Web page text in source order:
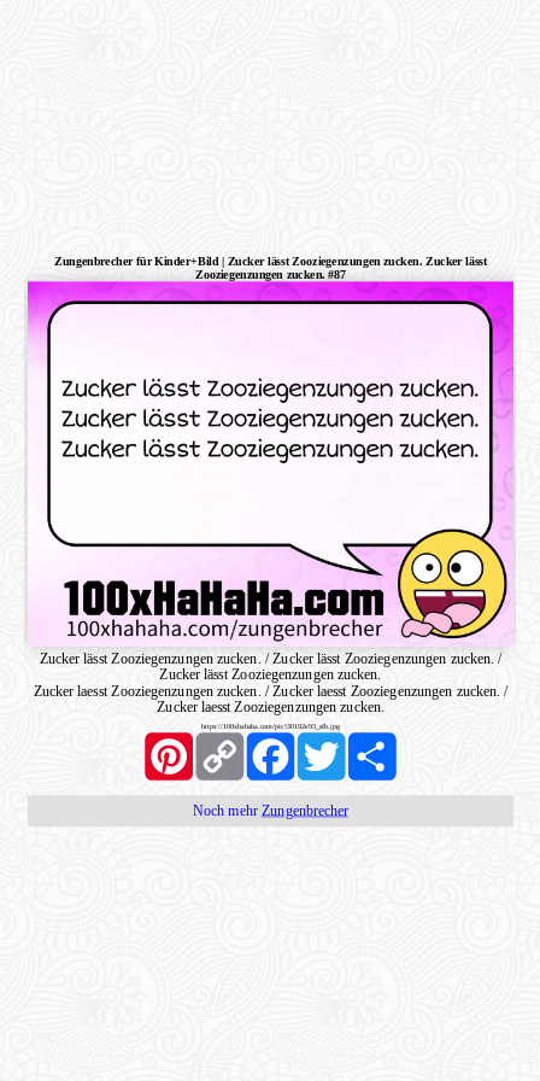
Zungenbrecher für Kinder+Bild | Zucker lässt Zooziegenzungen zucken. Zucker lässt
Zooziegenzungen zucken. #87
Zucker lässt Zooziegenzungen zucken. / Zucker lässt Zooziegenzungen zucken. /
Zucker lässt Zooziegenzungen zucken.
Zucker laesst Zooziegenzungen zucken. / Zucker laesst Zooziegenzungen zucken. /
Zucker laesst Zooziegenzungen zucken.
https://100xhahaha.com/pic!30192e93_sfb.jpg
PinterestCopy
Link
FacebookTwitter Share
Noch mehr Zungenbrecher